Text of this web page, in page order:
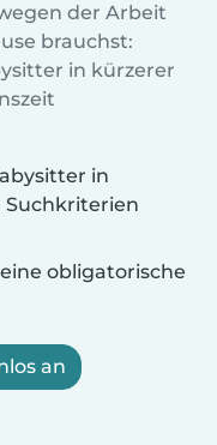
der Arbeit
brauchst:
in kürzerer
in
Suchkriterien
obligatorische
an